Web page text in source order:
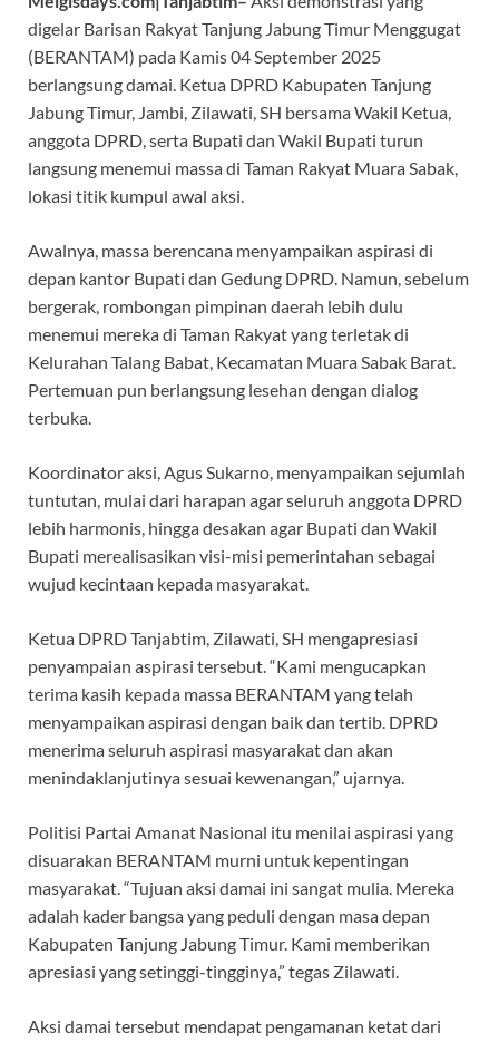
b
o
o
k
s
A
p
p
gr
a
m
er a
ds
digelar Barisan Rakyat Tanjung Jabung Timur Menggugat
(BERANTAM) pada Kamis 04 September 2025
berlangsung damai. Ketua DPRD Kabupaten Tanjung
Jabung Timur, Jambi, Zilawati, SH bersama Wakil Ketua,
anggota DPRD, serta Bupati dan Wakil Bupati turun
langsung menemui massa di Taman Rakyat Muara Sabak,
lokasi titik kumpul awal aksi.
Awalnya, massa berencana menyampaikan aspirasi di
depan kantor Bupati dan Gedung DPRD. Namun, sebelum
bergerak, rombongan pimpinan daerah lebih dulu
menemui mereka di Taman Rakyat yang terletak di
Kelurahan Talang Babat, Kecamatan Muara Sabak Barat.
Pertemuan pun berlangsung lesehan dengan dialog
terbuka.
Koordinator aksi, Agus Sukarno, menyampaikan sejumlah
tuntutan, mulai dari harapan agar seluruh anggota DPRD
lebih harmonis, hingga desakan agar Bupati dan Wakil
Bupati merealisasikan visi-misi pemerintahan sebagai
wujud kecintaan kepada masyarakat.
Ketua DPRD Tanjabtim, Zilawati, SH mengapresiasi
penyampaian aspirasi tersebut. “Kami mengucapkan
terima kasih kepada massa BERANTAM yang telah
menyampaikan aspirasi dengan baik dan tertib. DPRD
menerima seluruh aspirasi masyarakat dan akan
menindaklanjutinya sesuai kewenangan,” ujarnya.
Politisi Partai Amanat Nasional itu menilai aspirasi yang
disuarakan BERANTAM murni untuk kepentingan
masyarakat. “Tujuan aksi damai ini sangat mulia. Mereka
adalah kader bangsa yang peduli dengan masa depan
Kabupaten Tanjung Jabung Timur. Kami memberikan
apresiasi yang setinggi-tingginya,” tegas Zilawati.
Aksi damai tersebut mendapat pengamanan ketat dari